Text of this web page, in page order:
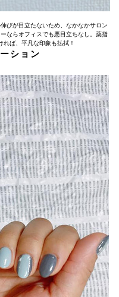
びが目立たないため、なかなかサロン
ならオフィスでも悪目立ちなし。薬指
ば、平凡な印象も払拭！
ション